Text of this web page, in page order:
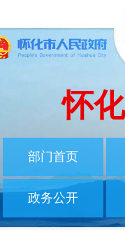
怀
部门首页
政务公开